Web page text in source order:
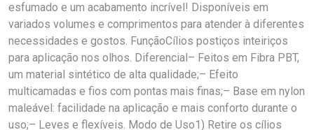
esfumado e um acabamento incrível! Disponíveis em
variados volumes e comprimentos para atender à diferentes
necessidades e gostos. FunçãoCílios postiços inteiriços
para aplicação nos olhos. Diferencial– Feitos em Fibra PBT,
um material sintético de alta qualidade;– Efeito
multicamadas e fios com pontas mais finas;– Base em nylon
maleável: facilidade na aplicação e mais conforto durante o
uso;– Leves e flexíveis. Modo de Uso1) Retire os cílios